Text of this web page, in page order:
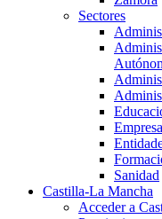
Sectores
Sanidad
Castilla-La Mancha
Acceder a